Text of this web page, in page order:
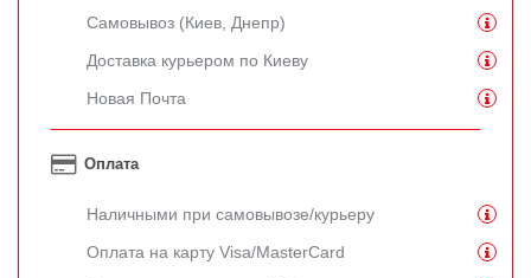
Самовывоз (Киев, Днепр)
Доставка курьером по Киеву
Новая Почта
Оплата
Наличными при самовывозе/курьеру
Оплата на карту Visa/MasterCard